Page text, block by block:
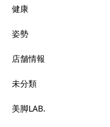
健康
姿勢
店舗情報
未分類
美脚LAB.